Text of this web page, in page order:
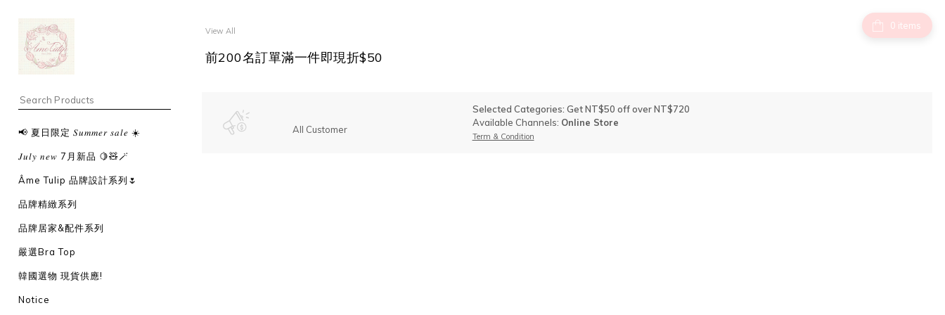
📢 夏日限定 𝑆𝑢𝑚𝑚𝑒𝑟 𝑠𝑎𝑙𝑒 ☀️
𝐽𝑢𝑙𝑦 𝑛𝑒𝑤 7月新品 🍋🧸🪄
Âme Tulip 品牌設計系列🌷
品牌精緻系列
品牌居家&配件系列
嚴選Bra Top
韓國選物 現貨供應!
Notice
items
View All
前200名訂單滿一件即現折$50
All Customer
Selected Categories: Get NT$50 off over NT$720
Available Channels: Online Store
Term & Condition